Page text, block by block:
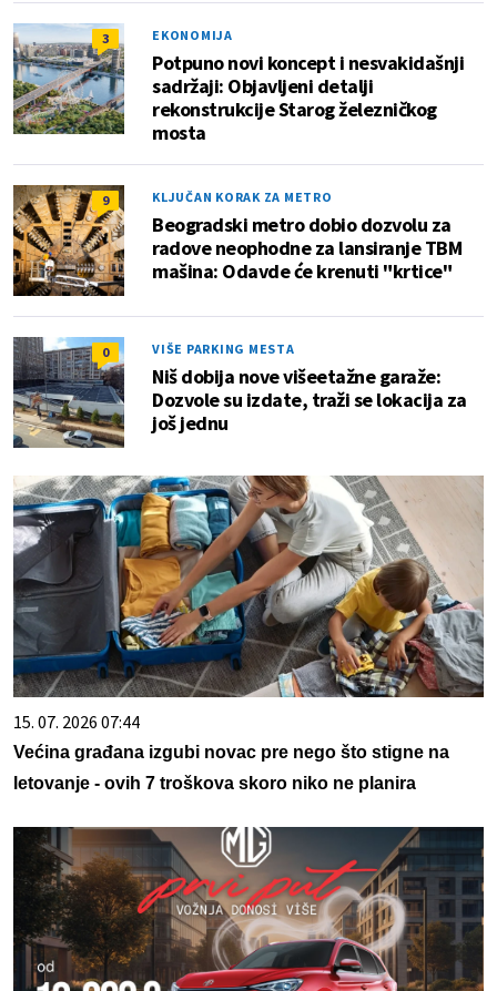
3 EKONOMIJA
Potpuno novi koncept i nesvakidašnji
sadržaji: Objavljeni detalji
rekonstrukcije Starog železničkog
mosta
9 KLJUČAN KORAK ZA METRO
Beogradski metro dobio dozvolu za
radove neophodne za lansiranje TBM
mašina: Odavde će krenuti "krtice"
0 VIŠE PARKING MESTA
Niš dobija nove višeetažne garaže:
Dozvole su izdate, traži se lokacija za
još jednu
15. 07. 2026 07:44
Većina građana izgubi novac pre nego što stigne na
letovanje - ovih 7 troškova skoro niko ne planira